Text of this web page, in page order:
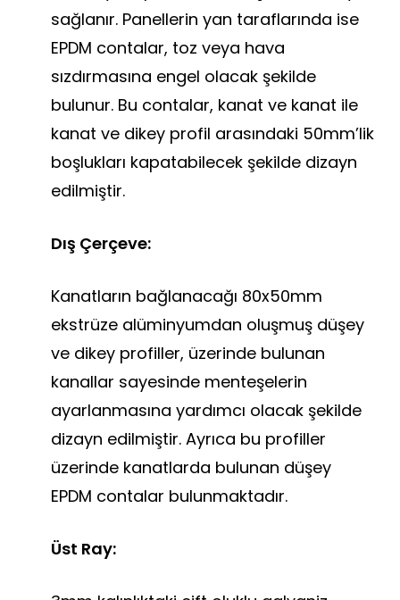
sağlanır. Panellerin yan taraflarında ise
EPDM contalar, toz veya hava
sızdırmasına engel olacak şekilde
bulunur. Bu contalar, kanat ve kanat ile
kanat ve dikey profil arasındaki 50mm’lik
boşlukları kapatabilecek şekilde dizayn
edilmiştir.
Dış Çerçeve:
Kanatların bağlanacağı 80x50mm
ekstrüze alüminyumdan oluşmuş düşey
ve dikey profiller, üzerinde bulunan
kanallar sayesinde menteşelerin
ayarlanmasına yardımcı olacak şekilde
dizayn edilmiştir. Ayrıca bu profiller
üzerinde kanatlarda bulunan düşey
EPDM contalar bulunmaktadır.
Üst Ray: